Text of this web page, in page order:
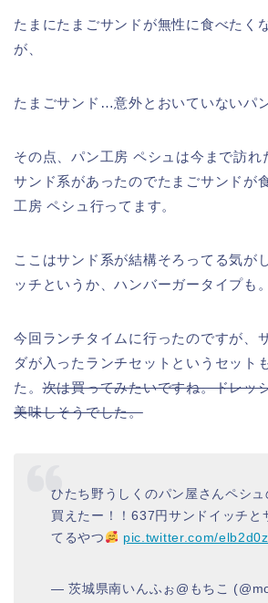
たまにたまごサンドが無性に食べたく
が、
たまごサンド…意外とおいていないパ
その点、パン工房 ペシュは今まで訪れ
サンド系があったのでたまごサンドが
工房 ペシュ行ってます。
ここはサンド系が結構そろってる気が
ッチというか、ハンバーガータイプも。
今回ランチタイムに行ったのですが、
ダが入ったランチセットというセット
た。次は買ってみたいですね。ドレッ
美味しそうでした。
ひたち野うしくのパン屋さんペシュ
買えたー！！637円サンドイッチと
てるやつ
pic.twitter.com/
— 茨城県南いんふぉ@もちこ